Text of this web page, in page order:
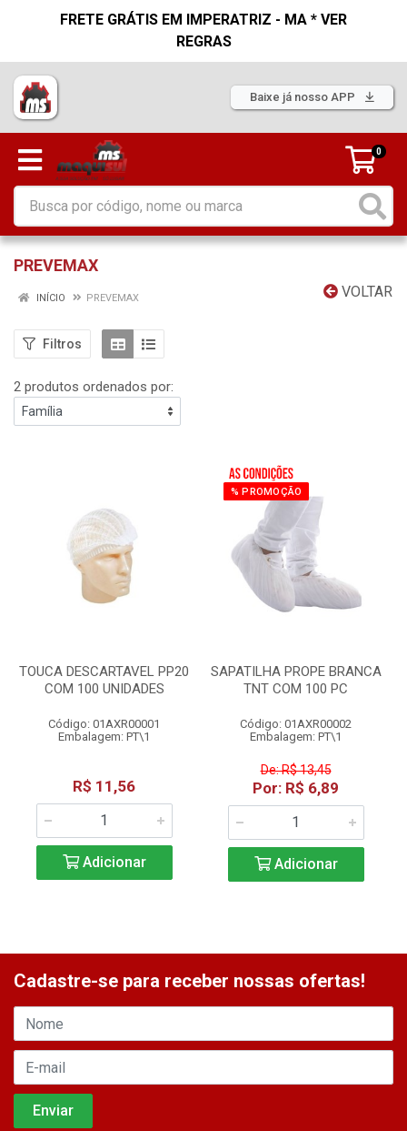
FRETE GRÁTIS EM IMPERATRIZ - MA * VER
REGRAS
Baixe já nosso APP
0
PREVEMAX
VOLTAR
INÍCIO PREVEMAX
Filtros
2 produtos ordenados por:
TOUCA DESCARTAVEL PP20
COM 100 UNIDADES
Código: 01AXR00001
Embalagem: PT\1
R$ 11,56
Adicionar
% PROMOÇÃO
SAPATILHA PROPE BRANCA
TNT COM 100 PC
Código: 01AXR00002
Embalagem: PT\1
De: R$ 13,45
Por: R$ 6,89
Adicionar
Cadastre-se para receber nossas ofertas!